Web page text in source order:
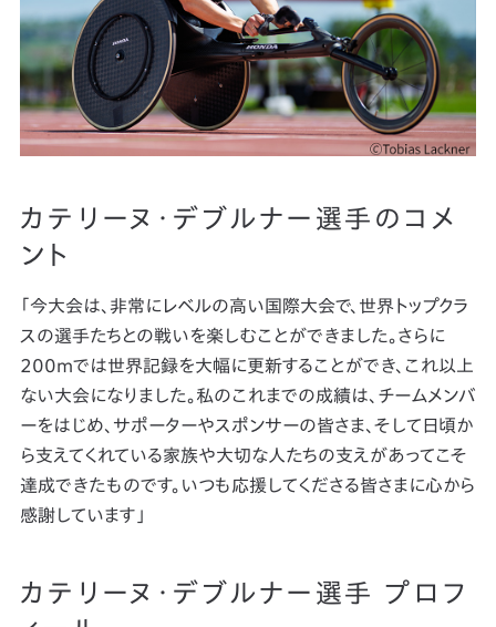
カテリーヌ・デブルナー選手のコメ
ント
「今大会は、非常にレベルの高い国際大会で、世界トップクラ
スの選手たちとの戦いを楽しむことができました。さらに
200mでは世界記録を大幅に更新することができ、これ以上
ない大会になりました。私のこれまでの成績は、チームメンバ
ーをはじめ、サポーターやスポンサーの皆さま、そして日頃か
ら支えてくれている家族や大切な人たちの支えがあってこそ
達成できたものです。いつも応援してくださる皆さまに心から
感謝しています」
カテリーヌ・デブルナー選手 プロフ